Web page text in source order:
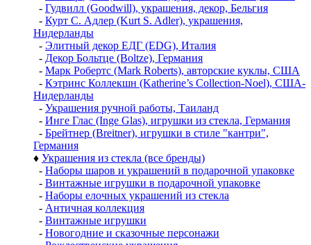
- Гудвилл (Goodwill), украшения, декор, Бельгия
- Курт С. Адлер (Kurt S. Adler), украшения,
Нидерланды
- Элитный декор ЕДГ (EDG), Италия
- Декор Больтце (Boltze), Германия
- Марк Робертс (Mark Roberts), авторские куклы, США
- Кэтринс Коллекшн (Katherine’s Collection-Noel), США-
Нидерланды
- Украшения ручной работы, Таиланд
- Инге Глас (Inge Glas), игрушки из стекла, Германия
- Брейтнер (Breitner), игрушки в стиле "кантри",
Германия
♦ Украшения из стекла (все бренды)
- Наборы шаров и украшений в подарочной упаковке
- Винтажные игрушки в подарочной упаковке
- Наборы елочных украшений из стекла
- Античная коллекция
- Винтажные игрушки
- Новогодние и сказочные персонажи